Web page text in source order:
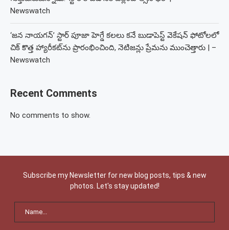
Newswatch
‘జన నాయగన్’ స్టార్ పూజా హెగ్డే కలలు కనే బుడాపెస్ట్ వెకేషన్ ఫోటోలలో
చిక్ కొత్త హ్యారీకట్‌ను ప్రారంభించింది, నెటిజన్లు ప్రేమను ముంచెత్తారు | –
Newswatch
Recent Comments
No comments to show.
Subscribe my Newsletter for new blog posts, tips & new
photos. Let's stay updated!